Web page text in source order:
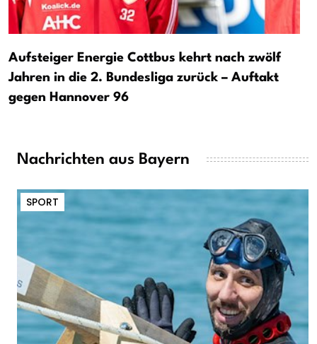
Aufsteiger Energie Cottbus kehrt nach zwölf
Jahren in die 2. Bundesliga zurück – Auftakt
gegen Hannover 96
Nachrichten aus Bayern
SPORT